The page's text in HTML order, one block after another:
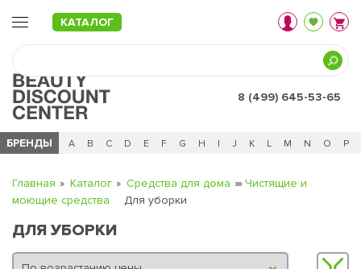
КАТАЛОГ
8 (499) 645-53-65
БРЕНДЫ
Ч 0 - 9 A B C D E F G H I J K L M N O P
Главная Каталог Средства для дома
Чистящие и
моющие средства
Для уборки
ДЛЯ УБОРКИ